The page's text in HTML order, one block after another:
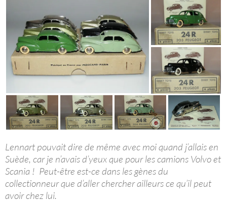
Lennart pouvait dire de même avec moi quand j’allais en
Suède, car je n’avais d’yeux que pour les camions Volvo et
Scania ! Peut-être est-ce dans les gènes du
collectionneur que d’aller chercher ailleurs ce qu’il peut
avoir chez lui.